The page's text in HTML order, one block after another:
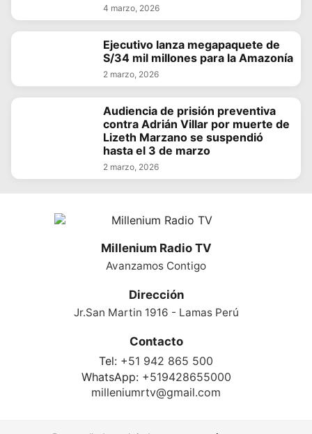
4 marzo, 2026
Ejecutivo lanza megapaquete de
S/34 mil millones para la Amazonía
2 marzo, 2026
Audiencia de prisión preventiva
contra Adrián Villar por muerte de
Lizeth Marzano se suspendió
hasta el 3 de marzo
2 marzo, 2026
Millenium Radio TV
Avanzamos Contigo
Dirección
Jr.San Martin 1916 - Lamas Perú
Contacto
Tel: +51 942 865 500
WhatsApp: +519428655000
milleniumrtv@gmail.com